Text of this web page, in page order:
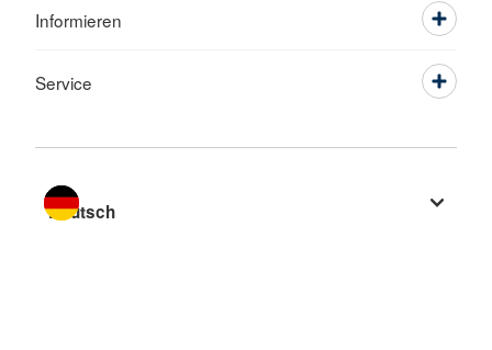
Informieren
Service
Sprache wechseln zu